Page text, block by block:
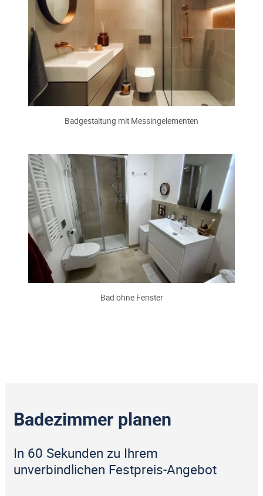
Badgestaltung mit Messingelementen
Bad ohne Fenster
Badezimmer planen
In 60 Sekunden zu Ihrem
unverbindlichen Festpreis-Angebot